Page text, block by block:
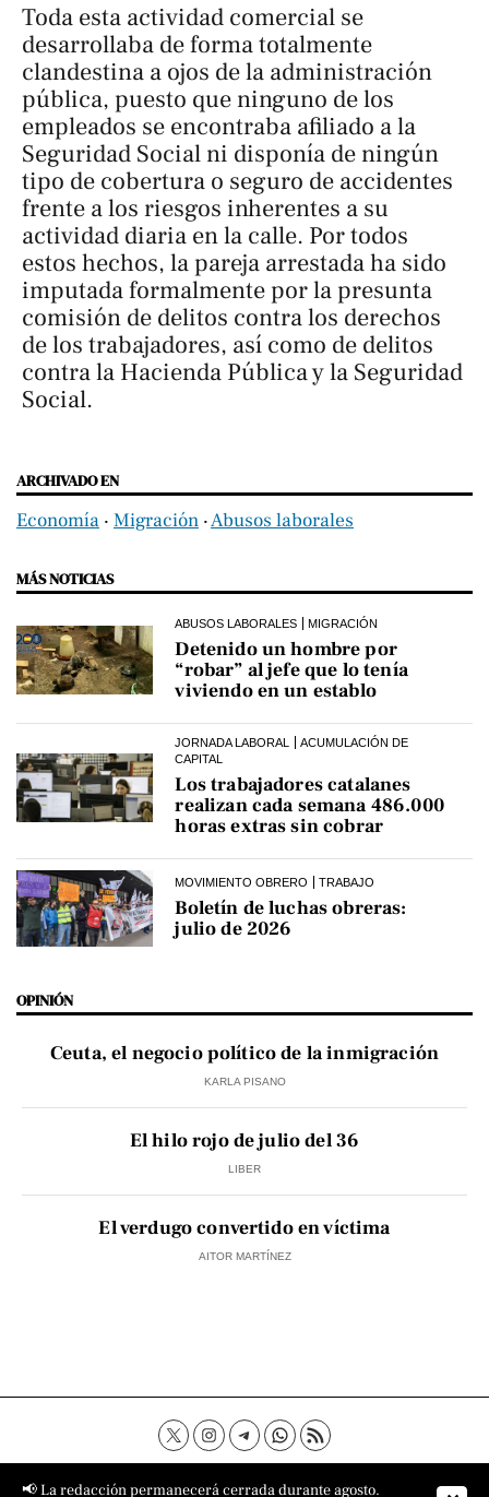
Toda esta actividad comercial se
desarrollaba de forma totalmente
clandestina a ojos de la administración
pública, puesto que ninguno de los
empleados se encontraba afiliado a la
Seguridad Social ni disponía de ningún
tipo de cobertura o seguro de accidentes
frente a los riesgos inherentes a su
actividad diaria en la calle. Por todos
estos hechos, la pareja arrestada ha sido
imputada formalmente por la presunta
comisión de delitos contra los derechos
de los trabajadores, así como de delitos
contra la Hacienda Pública y la Seguridad
Social.
ARCHIVADO EN
Economía ‧ Migración ‧Abusos laborales
MÁS NOTICIAS
ABUSOS LABORALES MIGRACIÓN
Detenido un hombre por
“robar” al jefe que lo tenía
viviendo en un establo
JORNADA LABORAL
ACUMULACIÓN DE
CAPITAL
Los trabajadores catalanes
realizan cada semana 486.000
horas extras sin cobrar
MOVIMIENTO OBRERO TRABAJO
Boletín de luchas obreras:
julio de 2026
OPINIÓN
Ceuta, el negocio político de la inmigración
KARLA PISANO
El hilo rojo de julio del 36
LIBER
El verdugo convertido en víctima
AITOR MARTÍNEZ
Contacto Aviso Legal
Política de privacidad
📢 La redacción permanecerá cerrada durante agosto.